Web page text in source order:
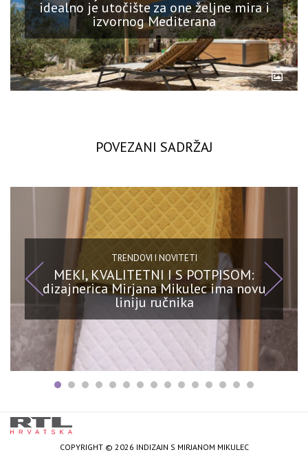
idealno je utočište za one željne mira i
izvornog Mediterana
POVEZANI SADRŽAJ
TRENDOVI I NOVITETI
MEKI, KVALITETNI I S POTPISOM:
dizajnerica Mirjana Mikulec ima novu
liniju ručnika
COPYRIGHT © 2026 INDIZAJN S MIRJANOM MIKULEC